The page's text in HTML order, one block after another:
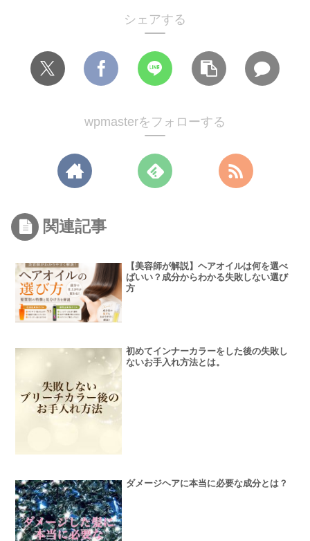
シェアする
wpmasterをフォローする
関連記事
【美容師が解説】ヘアオイルは何を選べ
ばいい？成分からわかる失敗しない選び
方
初めてインナーカラーをした後の失敗し
ないお手入れ方法とは。
ダメージヘアに本当に必要な成分とは？